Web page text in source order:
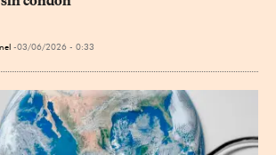
03/06/2026 - 0:33